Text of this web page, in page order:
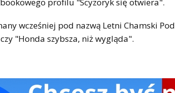
profilu "Scyzoryk się otwiera".
wcześniej pod nazwą Letni Chamski
"Honda szybsza, niż wygląda".